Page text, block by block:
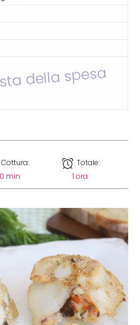
della spesa
Cottura:
min
Totale:
1 ora